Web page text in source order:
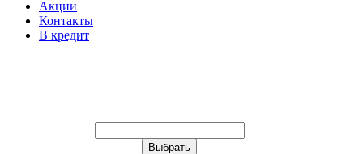
Акции
Контакты
В кредит